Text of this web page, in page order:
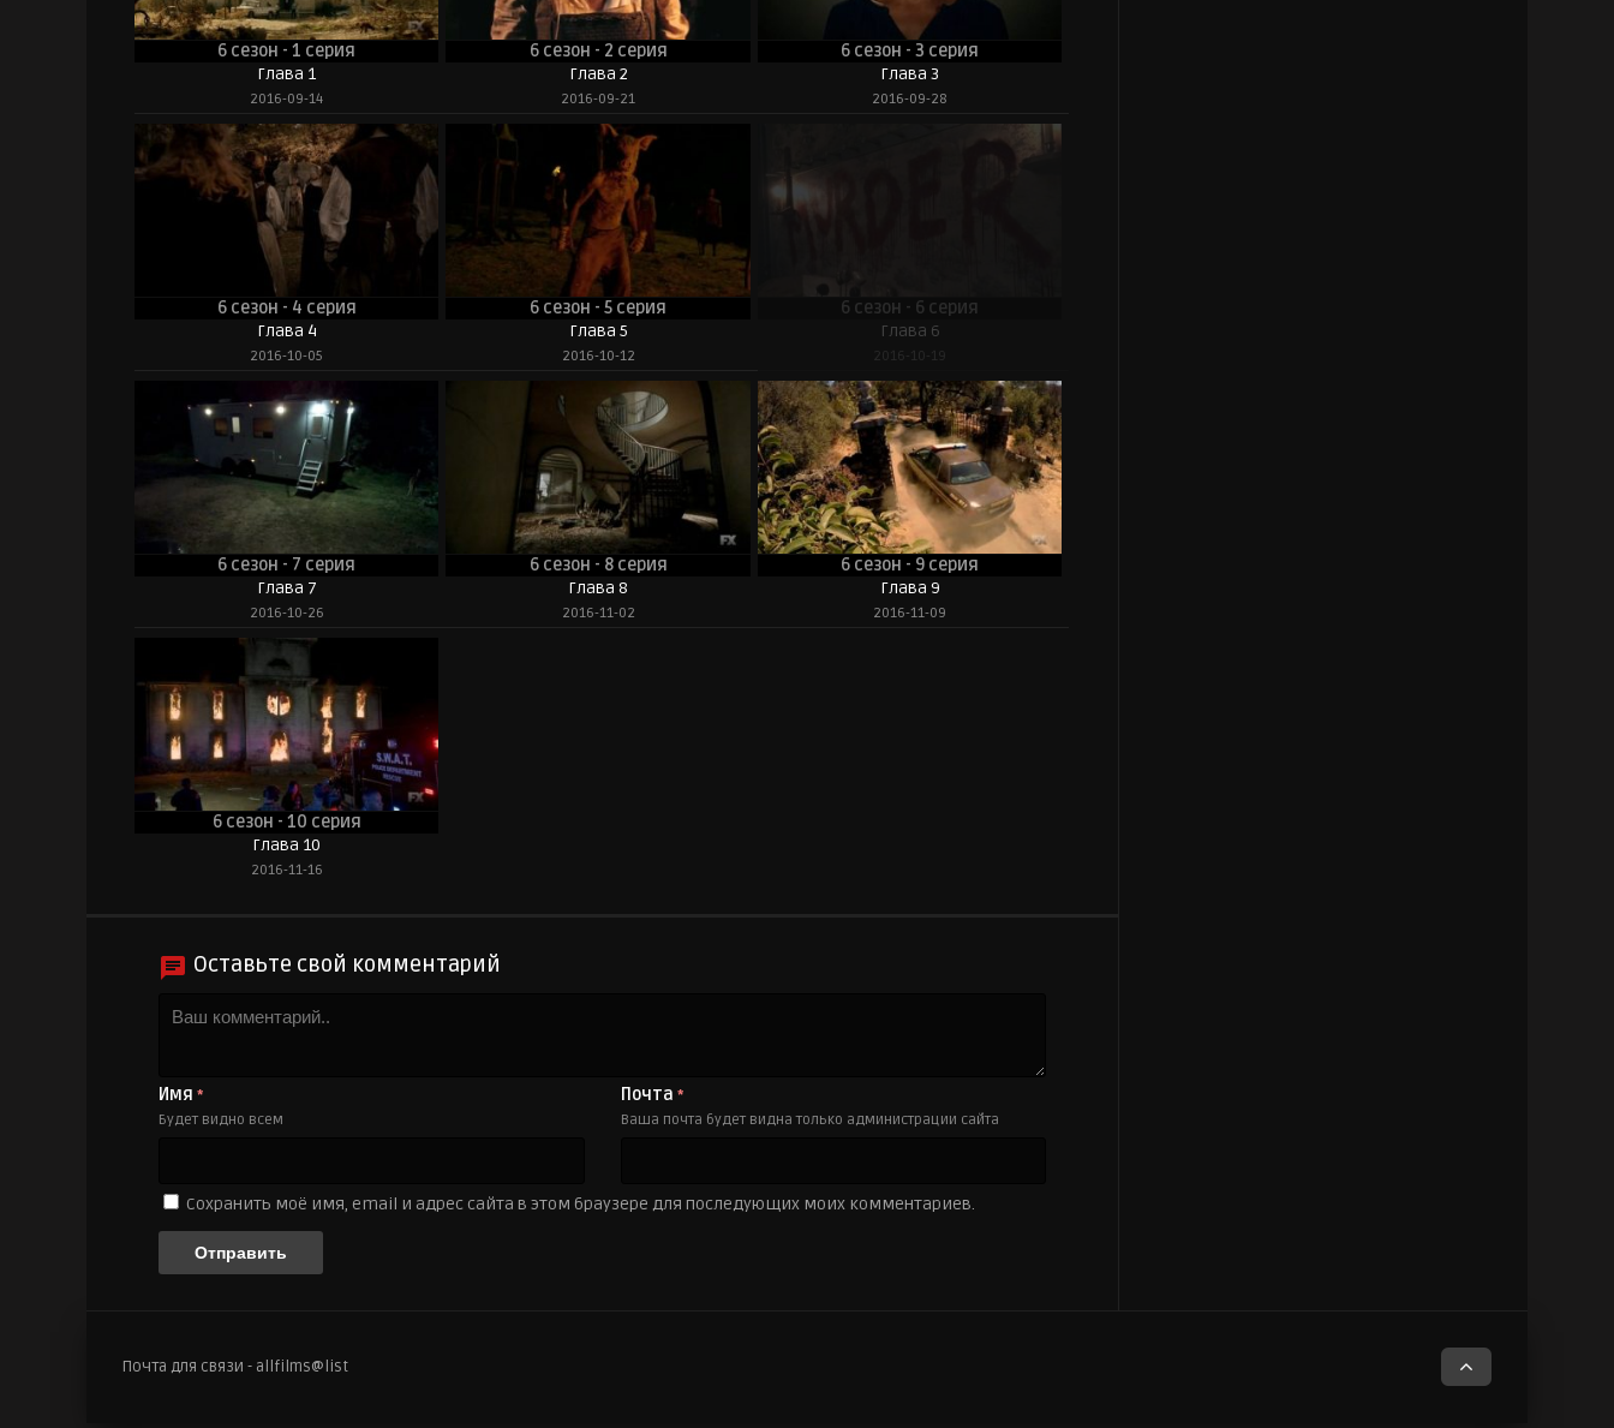
6 сезон - 1 серия
Глава 1
2016-09-14
6 сезон - 2 серия
Глава 2
2016-09-21
6 сезон - 3 серия
Глава 3
2016-09-28
6 сезон - 4 серия
Глава 4
2016-10-05
6 сезон - 5 серия
Глава 5
2016-10-12
6 сезон - 6 серия
Глава 6
2016-10-19
6 сезон - 7 серия
Глава 7
2016-10-26
6 сезон - 8 серия
Глава 8
2016-11-02
6 сезон - 9 серия
Глава 9
2016-11-09
6 сезон - 10 серия
Глава 10
2016-11-16
Оставьте свой комментарий
Имя *
Будет видно всем
Почта *
Ваша почта будет видна только администрации сайта
Сохранить моё имя, email и адрес сайта в этом браузере для последующих моих комментариев.
Почта для связи - allfilms@list